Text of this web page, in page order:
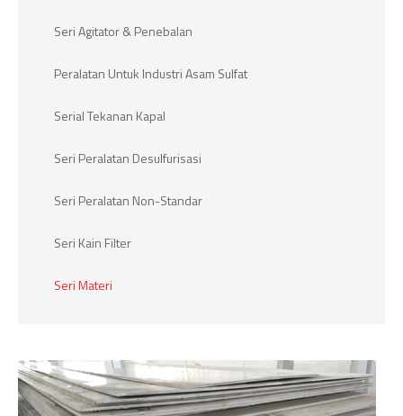
Seri Agitator & Penebalan
Peralatan Untuk Industri Asam Sulfat
Serial Tekanan Kapal
Seri Peralatan Desulfurisasi
Seri Peralatan Non-Standar
Seri Kain Filter
Seri Materi